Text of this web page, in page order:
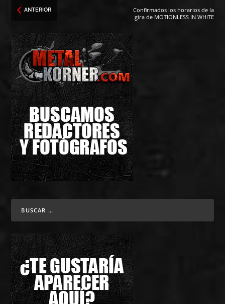
ANTERIOR
Confirmados los horarios de la
gira de MOTIONLESS IN WHITE